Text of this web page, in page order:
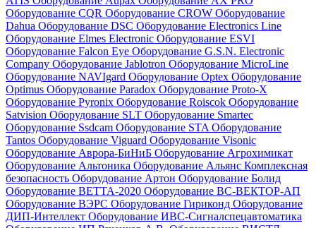
Оборудование CQR Оборудование CROW Оборудование
Dahua Оборудование DSC Оборудование Electronics Line
Оборудование Elmes Electronic Оборудование ESVI
Оборудование Falcon Eye Оборудование G.S.N. Electronic
Company Оборудование Jablotron Оборудование MicroLine
Оборудование NAVIgard Оборудование Optex Оборудование
Optimus Оборудование Paradox Оборудование Proto-X
Оборудование Pyronix Оборудование Roiscok Оборудование
Satvision Оборудование SLT Оборудование Smartec
Оборудование Ssdcam Оборудование STA Оборудование
Tantos Оборудование Viguard Оборудование Visonic
Оборудование Аврора-БиНиБ Оборудование Агрохимикат
Оборудование Альтоника Оборудование Альянс Комплексная
безопасность Оборудование Артон Оборудование Болид
Оборудование ВЕТТА-2020 Оборудование ВС-ВЕКТОР-АП
Оборудование ВЭРС Оборудование Гириконд Оборудование
ДИП-Интеллект Оборудование ИВС-Сигналспецавтоматика